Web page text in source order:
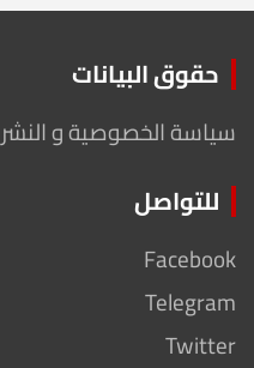
حقوق البيانات
سياسة الخصوصية و النشر
للتواصل
Facebook
Telegram
Twitter